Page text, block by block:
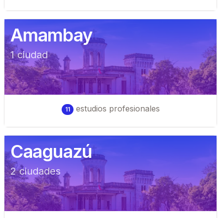
Amambay
1ciudad
11 estudios profesionales
Caaguazú
2ciudades